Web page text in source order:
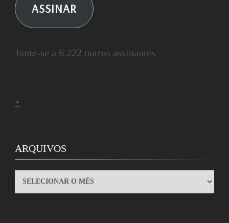
ASSINAR
Junte-se a 6.222 outros assinantes
+
ARQUIVOS
ARQUIVOS